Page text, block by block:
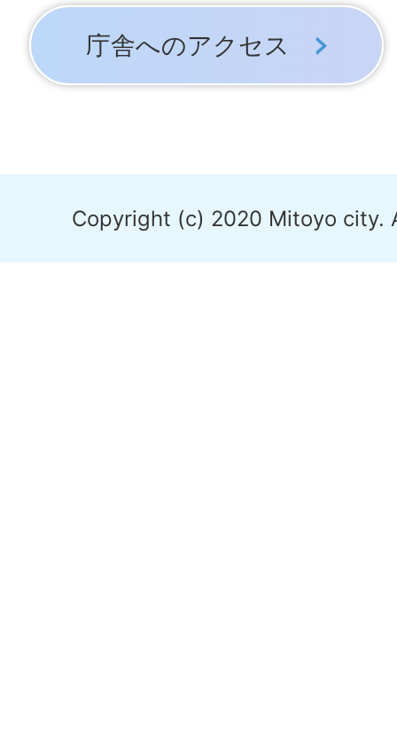
庁舎へのアクセス
Copyright (c) 2020 Mitoyo city.